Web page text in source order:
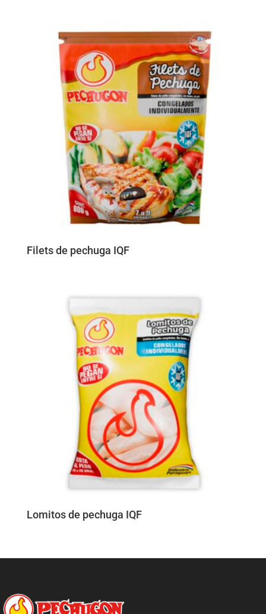
Filets de pechuga IQF
Lomitos de pechuga IQF